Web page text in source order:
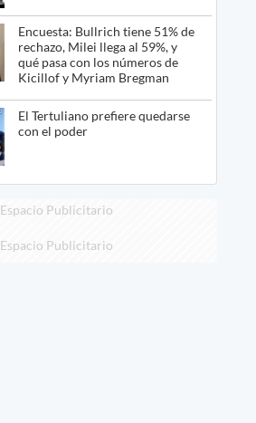
Encuesta: Bullrich tiene 51% de
rechazo, Milei llega al 59%, y
qué pasa con los números de
Kicillof y Myriam Bregman
El Tertuliano prefiere quedarse
con el poder
Espacio Publicitario
Espacio Publicitario